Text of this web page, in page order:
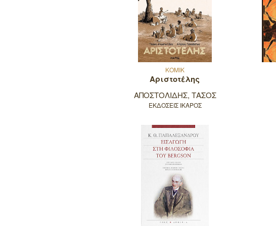
ΚΟΜΙΚ
Αριστοτέλης
ΑΠΟΣΤΟΛΙΔΗΣ, ΤΑΣΟΣ
ΕΚΔΟΣΕΙΣ ΙΚΑΡΟΣ